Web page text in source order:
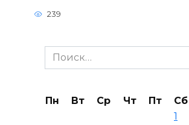
239
Search
for:
Пн Вт Ср Чт Пт Сб
1